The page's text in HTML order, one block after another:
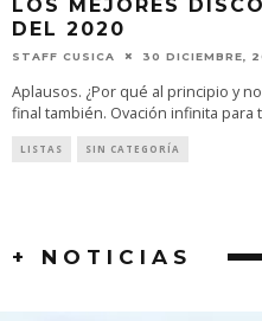
LOS MEJORES
DEL 2020
STAFF CUSICA 30 DICIEMBRE,
Aplausos. ¿Por qué al principio y
final también. Ovación infinita para
LISTAS SIN CATEGORÍA
+ NOTICIAS